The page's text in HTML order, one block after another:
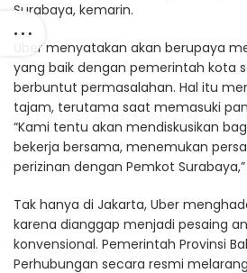
Surabaya, kemarin.
Uber menyatakan akan berupaya
yang baik dengan pemerintah kota
berbuntut permasalahan. Hal itu
tajam, terutama saat memasuki
“Kami tentu akan mendiskusikan
bekerja bersama, menemukan
perizinan dengan Pemkot
Tak hanya di Jakarta, Uber
karena dianggap menjadi pesaing
konvensional. Pemerintah Provinsi
Perhubungan secara resmi